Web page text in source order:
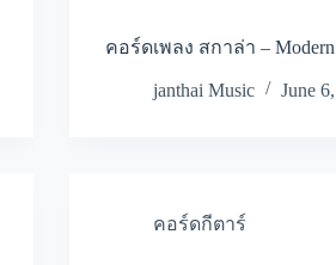
คอร์ดเพลง สกาล่า –
janthai Music June
คอร์ดกีตาร์